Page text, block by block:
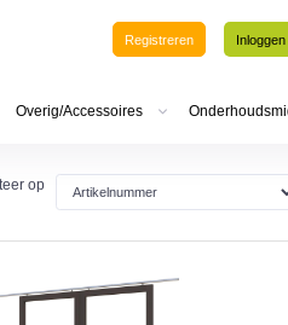
Registreren Inloggen
Overig/Accessoires
op